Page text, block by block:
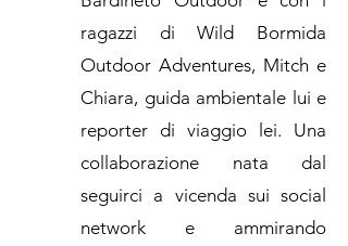
ragazzi di Wild Bormida
Outdoor Adventures, Mitch e
Chiara, guida ambientale lui e
reporter di viaggio lei. Una
collaborazione nata dal
seguirci a vicenda sui social
network e ammirando